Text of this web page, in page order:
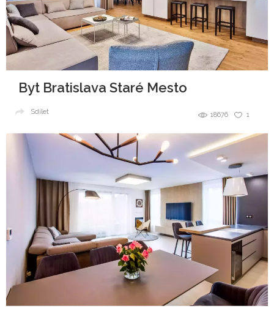
Byt Bratislava Staré Mesto
1
18676
Sdílet